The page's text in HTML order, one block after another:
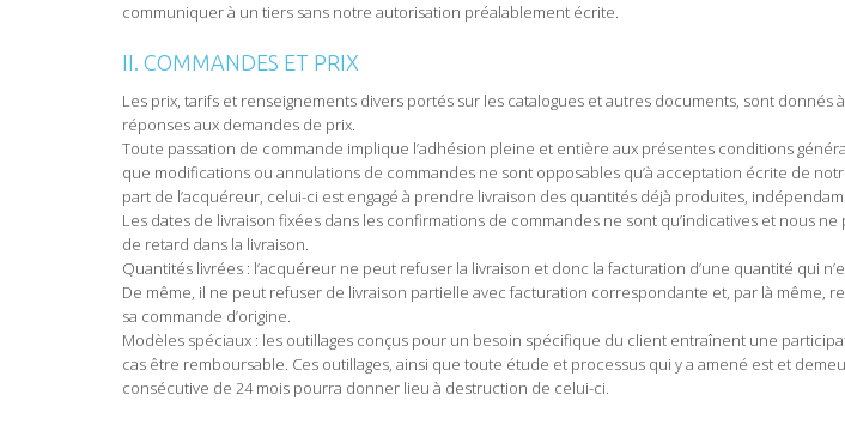
communiquer à un tiers sans notre autorisation préalablement écrite.
II. COMMANDES ET PRIX
Les prix, tarifs et renseignements divers portés sur les catalogues et autres documents, sont
réponses aux demandes de prix.
Toute passation de commande implique l’adhésion pleine et entière aux présentes conditions
que modifications ou annulations de commandes ne sont opposables qu’à acceptation écrite de
part de l’acquéreur, celui-ci est engagé à prendre livraison des quantités déjà produites,
Les dates de livraison fixées dans les confirmations de commandes ne sont qu’indicatives et nous
de retard dans la livraison.
Quantités livrées : l’acquéreur ne peut refuser la livraison et donc la facturation d’une quantité qui
De même, il ne peut refuser de livraison partielle avec facturation correspondante et, par là
sa commande d’origine.
Modèles spéciaux : les outillages conçus pour un besoin spécifique du client entraînent une
cas être remboursable. Ces outillages, ainsi que toute étude et processus qui y a amené est et
consécutive de 24 mois pourra donner lieu à destruction de celui-ci.